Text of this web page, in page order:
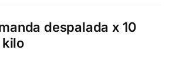
despalada x 10
kilo